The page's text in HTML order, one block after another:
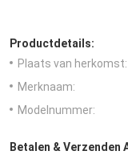
Productdetails:
Plaats van herkomst:
Merknaam:
Modelnummer:
Betalen & Verzenden